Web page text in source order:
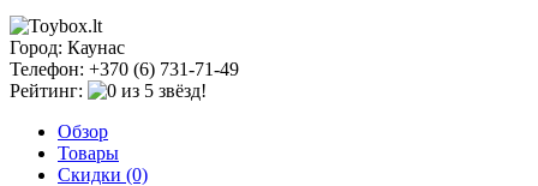
Город: Каунас
Телефон: +370 (6) 731-71-49
Рейтинг:
Обзор
Товары
Скидки (0)